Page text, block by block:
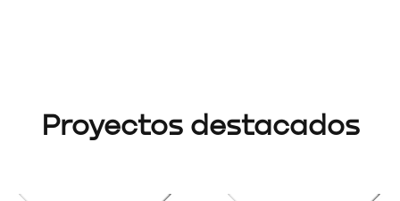
Proyectos destacados
Santa Teresa
EDIFICIO RESIDENCIAL, SAN
Santa Marina | Norte